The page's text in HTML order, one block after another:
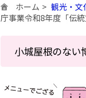
ホーム 観光・文
庁事業令和8年度「伝統
小城屋根のない